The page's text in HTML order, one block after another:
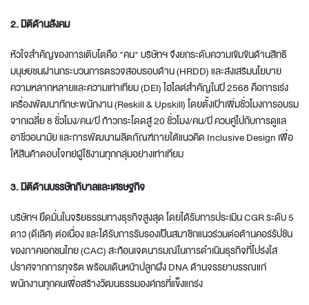
2. มิติด้านสังคม
หัวใจสำคัญของการเติบโตคือ "คน" บริษัทฯ จึงยกระดับความเข้มข้นด้านสิทธิ
มนุษยชนผ่านกระบวนการตรวจสอบรอบด้าน (HRDD) และส่งเสริมนโยบาย
ความหลากหลายและความเท่าเทียม (DEI) ไฮไลต์สำคัญในปี 2568 คือการเร่ง
เครื่องพัฒนาทักษะพนักงาน (Reskill & Upskill) โดยตั้งเป้าเพิ่มชั่วโมงการอบรม
จากเฉลี่ย 8 ชั่วโมง/คน/ปี ก้าวกระโดดสู่ 20 ชั่วโมง/คน/ปี ควบคู่ไปกับการดูแล
อาชีวอนามัย และการพัฒนาผลิตภัณฑ์ภายใต้แนวคิด Inclusive Design เพื่อ
ให้สินค้าตอบโจทย์ผู้ใช้งานทุกกลุ่มอย่างเท่าเทียม
3. มิติด้านบรรษัทภิบาลและเศรษฐกิจ
บริษัทฯ ยึดมั่นในจริยธรรมทางธุรกิจสูงสุด โดยได้รับการประเมิน CGR ระดับ 5
ดาว (ดีเลิศ) ต่อเนื่อง และได้รับการรับรองเป็นสมาชิกแนวร่วมต่อต้านคอร์รัปชัน
ของภาคเอกชนไทย (CAC) สะท้อนเจตนารมณ์ในการดำเนินธุรกิจที่โปร่งใส
ปราศจากการทุจริต พร้อมเดินหน้าปลูกฝัง DNA ด้านจรรยาบรรณแก่
พนักงานทุกคนเพื่อสร้างวัฒนธรรมองค์กรที่แข็งแกร่ง